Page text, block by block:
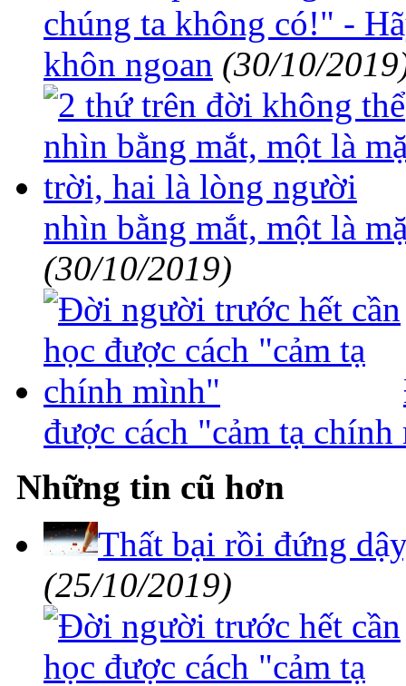
chúng ta không có!" -
khôn ngoan (30/10/
nhìn bằng mắt, một là
(30/10/2019)
được cách "cảm tạ
Những tin cũ hơn
Thất bại rồi đứng
(25/10/2019)